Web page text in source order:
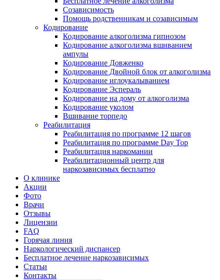
Созависимость
Помощь родственникам и созависимым
Кодирование
Кодирование алкоголизма гипнозом
Кодирование алкоголизма вшиванием
ампулы
Кодирование Довженко
Кодирование Двойной блок от алкоголизма
Кодирование иглоукалыванием
Кодирование Эспераль
Кодирование на дому от алкоголизма
Кодирование уколом
Вшивание торпедо
Реабилитация
Реабилитация по программе 12 шагов
Реабилитация по программе Day Top
Реабилитация наркомании
Реабилитационный центр для
наркозависимых бесплатно
О клинике
Акции
Фото
Врачи
Отзывы
Лицензии
FAQ
Горячая линия
Наркологический диспансер
Бесплатное лечение наркозависимых
Статьи
Контакты